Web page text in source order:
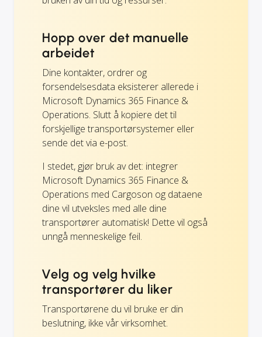
Hopp over det manuelle
arbeidet
Dine kontakter, ordrer og
forsendelsesdata eksisterer allerede i
Microsoft Dynamics 365 Finance &
Operations. Slutt å kopiere det til
forskjellige transportørsystemer eller
sende det via e-post.
I stedet, gjør bruk av det: integrer
Microsoft Dynamics 365 Finance &
Operations med Cargoson og dataene
dine vil utveksles med alle dine
transportører automatisk! Dette vil også
unngå menneskelige feil.
Velg og velg hvilke
transportører du liker
Transportørene du vil bruke er din
beslutning, ikke vår virksomhet.